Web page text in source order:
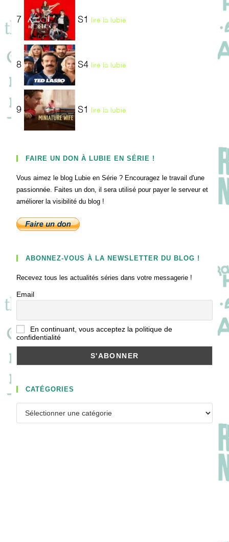
7 S1 lire la lubie
8 S4 lire la lubie
9 S1 lire la lubie
FAIRE UN DON À LUBIE EN SÉRIE !
Vous aimez le blog Lubie en Série ? Encouragez le travail d'une
passionnée. Faites un don, il sera utilisé pour payer le serveur et
améliorer la visibilité du blog !
ABONNEZ-VOUS À LA NEWSLETTER DU BLOG !
Recevez tous les actualités séries dans votre messagerie !
Email
En continuant, vous acceptez la politique de
confidentialité
CATÉGORIES
Catégories